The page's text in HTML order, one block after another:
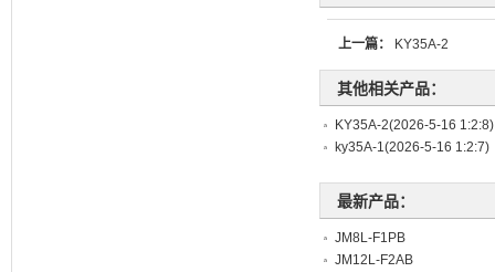
上一篇： KY35A-2
其他相关产品：
KY35A-2(2026-5-16 1:2:8)
ky35A-1(2026-5-16 1:2:7)
最新产品：
JM8L-F1PB
JM12L-F2AB